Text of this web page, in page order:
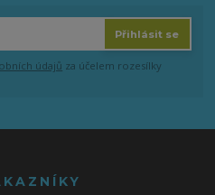
Přihlásit se
údajů za účelem rozesílky